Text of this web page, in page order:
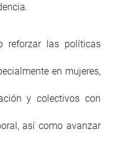
reforzar las políticas
en mujeres,
y colectivos con
así como avanzar